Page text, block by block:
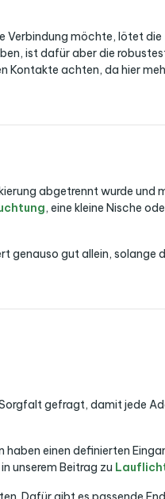
Verbindung möchte, lötet die
ist dafür aber die
Kontakte achten, da hier
abgetrennt wurde und
, eine kleine Nische
genauso gut allein, solange
gefragt, damit jede
einen definierten
unserem Beitrag zu